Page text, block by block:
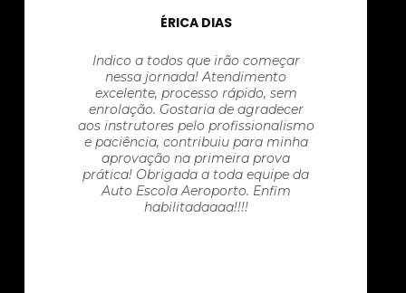
ÉRICA DIAS
Indico a todos que irão começar
nessa jornada! Atendimento
excelente, processo rápido, sem
enrolação. Gostaria de agradecer
aos instrutores pelo profissionalismo
e paciência, contribuiu para minha
aprovação na primeira prova
prática! Obrigada a toda equipe da
Auto Escola Aeroporto. Enfim
habilitadaaaa!!!!